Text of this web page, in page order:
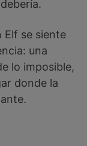
Elf se siente
una
lo imposible,
donde la